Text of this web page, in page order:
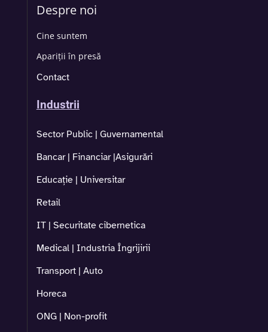
Despre noi
Cine suntem
Apariții în presă
Contact
Industrii
Sector Public | Guvernamental
Bancar | Financiar |Asigurări
Educație | Universitar
Retail
IT | Securitate cibernetica
Medical | Industria Îngrijirii
Transport | Auto
Horeca
ONG | Non-profit